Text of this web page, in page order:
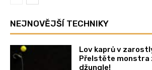
NEJNOVĚJŠÍ TECHNIKY
Lov kaprů v
Přelstěte monstra
džungle!